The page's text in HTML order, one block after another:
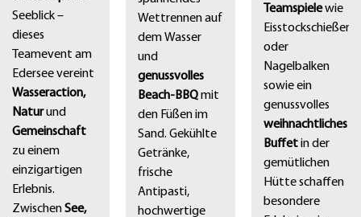
Seeblick –
dieses
Teamevent am
Edersee vereint
Wasseraction,
Naturund
Gemeinschaft
zu einem
einzigartigen
Erlebnis.
ZwischenSee,
Wettrennen auf
dem Wasser
und
genussvolles
Beach-BBQmit
den Füßen im
Sand. Gekühlte
Getränke,
frische
Antipasti,
hochwertige
Teamspielewie
Eisstockschießen
oder
Nagelbalken
sowie ein
genussvolles
weihnachtliches
Buffetin der
gemütlichen
Hütte schaffen
besondere